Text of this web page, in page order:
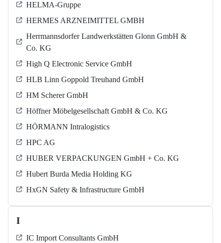
HELMA-Gruppe
HERMES ARZNEIMITTEL GMBH
Herrmannsdorfer Landwerkstätten Glonn GmbH &
Co. KG
High Q Electronic Service GmbH
HLB Linn Goppold Treuhand GmbH
HM Scherer GmbH
Höffner Möbelgesellschaft GmbH & Co. KG
HÖRMANN Intralogistics
HPC AG
HUBER VERPACKUNGEN GmbH + Co. KG
Hubert Burda Media Holding KG
HxGN Safety & Infrastructure GmbH
I
IC Import Consultants GmbH